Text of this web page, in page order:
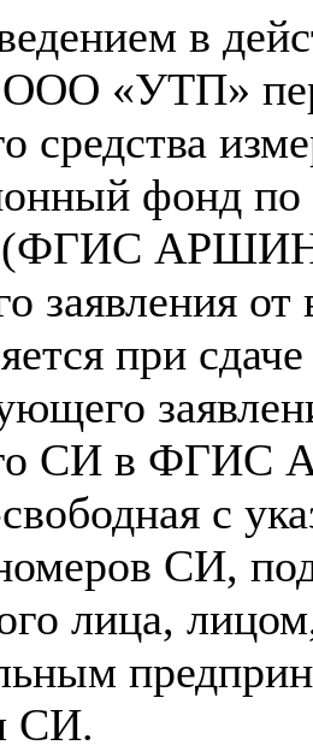
в
«УТП»
средства
фонд по
(ФГИС АРШИН)
заявления
при
СИ в ФГИС
с
СИ,
лица,
СИ.